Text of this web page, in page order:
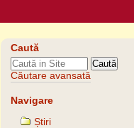
Caută
Căutare avansată
Navigare
Știri